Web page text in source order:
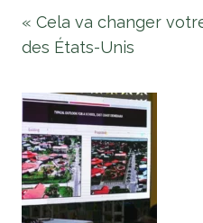
« Cela va changer
des États-Unis